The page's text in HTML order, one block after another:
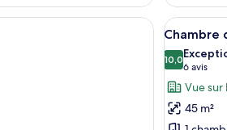
supérieure
double
Une chambre d’hôtel avec deux lits, unAfficher
toutes
les
photos
pour
ce
13
Chambre
10,010,0 sur 10
6 avis
(6 avis)
Vue sur
45 m²